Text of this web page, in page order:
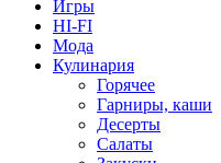
Игры
HI-FI
Мода
Кулинария
Горячее
Гарниры, каши
Десерты
Салаты